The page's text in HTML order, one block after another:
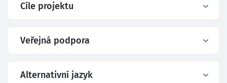
Cíle projektu
Veřejná podpora
Alternativní jazyk